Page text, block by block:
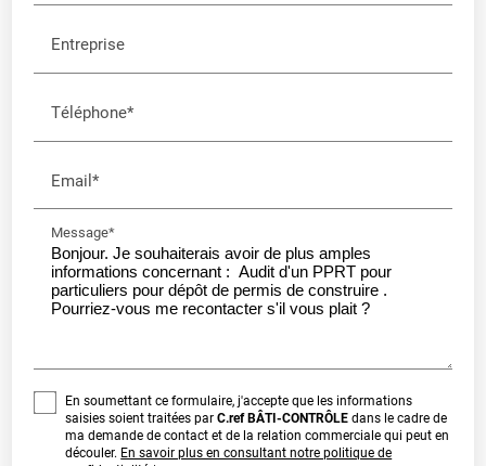
Entreprise
Téléphone*
Email*
Message*
En soumettant ce formulaire, j'accepte que les informations
saisies soient traitées parC.ref BÂTI-CONTRÔLEdans le cadre de
ma demande de contact et de la relation commerciale qui peut en
découler. En savoir plus en consultant notre politique de